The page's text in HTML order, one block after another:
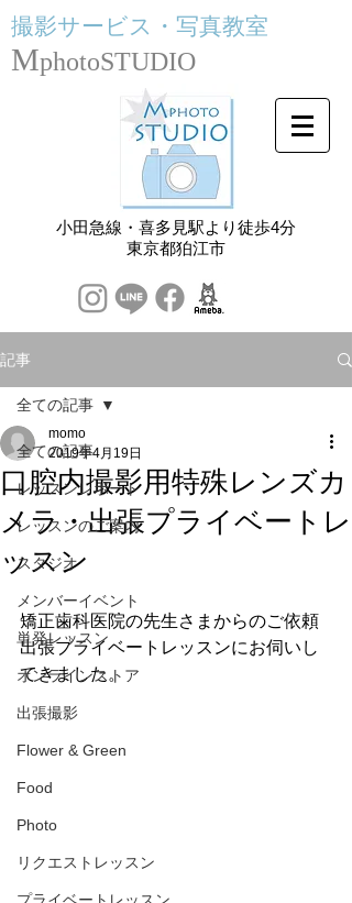
撮影サービス・ 写真教室
MphotoSTUDIO
小田急線・喜多見駅より徒歩4分
​東京都狛江市
記事
全ての記事
レッスンレポート
レッスンのご案内
スタジオ
メンバーイベント
単発レッスン
オンラインストア
出張撮影
Flower & Green
Food
Photo
リクエストレッスン
全ての記事
口腔内撮影用特殊レンズカ
メラ・出張プライベートレ
ッスン
momo
2019年4月19日
矯正歯科医院の先生さまからのご依頼
出張プライベートレッスンにお伺いし
てきました。